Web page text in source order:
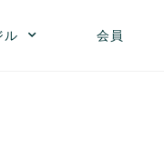
ル 会員